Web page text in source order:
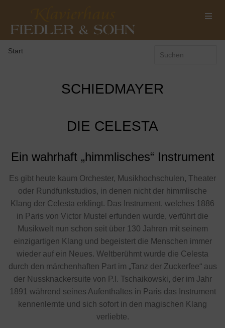
Start
SCHIEDMAYER
DIE CELESTA
Ein wahrhaft „himmlisches“ Instrument
Es gibt heute kaum Orchester, Musikhochschulen, Theater
oder Rundfunkstudios, in denen nicht der himmlische
Klang der Celesta erklingt. Das Instrument, welches 1886
in Paris von Victor Mustel erfunden wurde, verführt die
Musikwelt nun schon seit über 130 Jahren mit seinem
einzigartigen Klang und begeistert die Menschen immer
wieder auf ein Neues. Weltberühmt wurde die Celesta
durch den märchenhaften Part im „Tanz der Zuckerfee“ aus
der Nussknackersuite von P.I. Tschaikowski, der im Jahr
1891 während seines Aufenthaltes in Paris das Instrument
kennenlernte und sich sofort in den magischen Klang
verliebte.